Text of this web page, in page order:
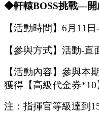
◆軒轅BOSS挑戰—開
【活動時間】 6月 11 日
【參與方式】 活動-直
【活動內容】參與本期
獲得【高級代金券*10
注：指揮官等級達到